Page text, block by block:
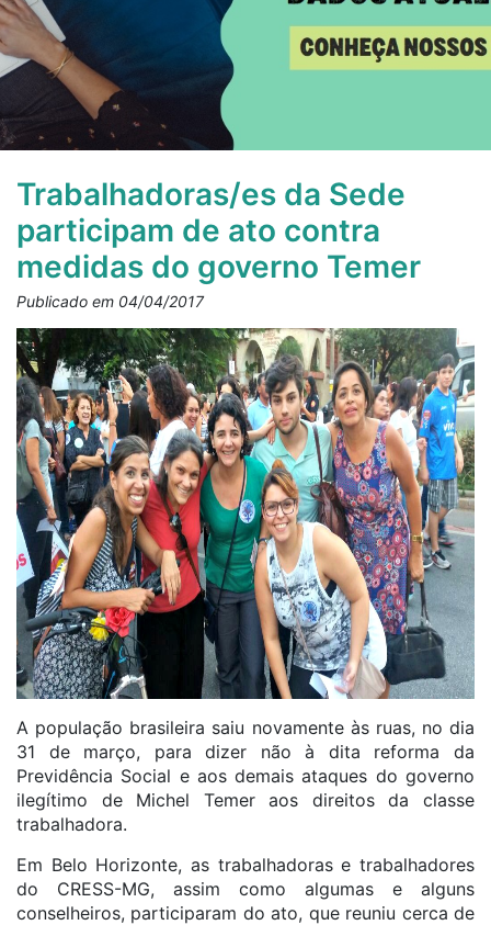
Trabalhadoras/es da Sede
participam de ato contra
medidas do governo Temer
Publicado em 04/04/2017
A população brasileira saiu novamente às ruas, no dia
31 de março, para dizer não à dita reforma da
Previdência Social e aos demais ataques do governo
ilegítimo de Michel Temer aos direitos da classe
trabalhadora.
Em Belo Horizonte, as trabalhadoras e trabalhadores
do CRESS-MG, assim como algumas e alguns
conselheiros, participaram do ato, que reuniu cerca de